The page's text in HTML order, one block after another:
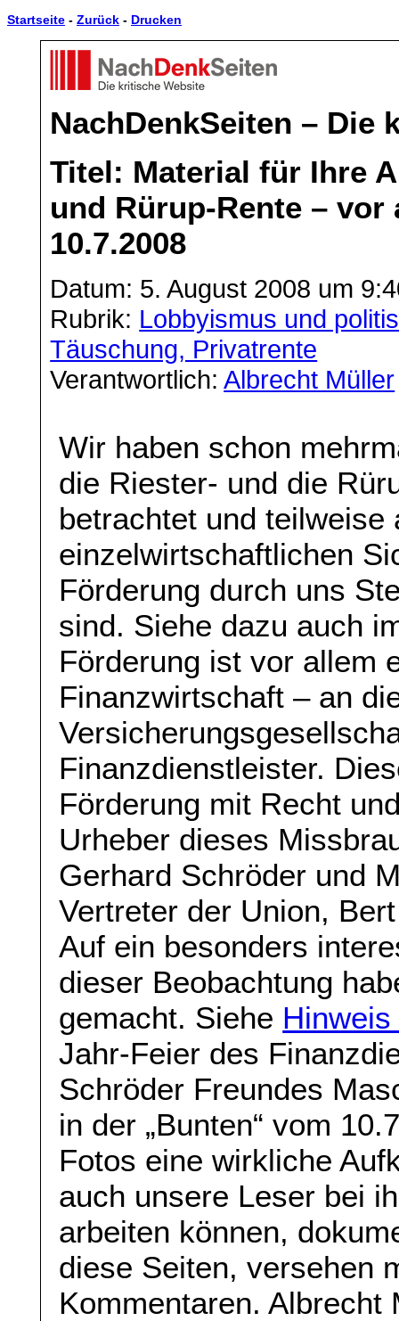
Startseite - Zurück - Drucken
NachDenkSeiten – Die
Titel: Material für Ihre
und Rürup-Rente –
10.7.2008
Datum: 5. August 2008 um
Rubrik: Lobbyismus und
Täuschung, Privatrente
Verantwortlich:Albrecht Müller
Wir haben schon
die Riester- und die
betrachtet und teilweise
einzelwirtschaftlichen
Förderung durch uns
sind. Siehe dazu auch
Förderung ist vor allem
Finanzwirtschaft – an
Finanzdienstleister.
Förderung mit Recht
Urheber dieses
Gerhard Schröder und
Vertreter der Union,
Auf ein besonders
dieser Beobachtung
gemacht. Siehe
Jahr-Feier des
Schröder Freundes
in der „Bunten“ vom
Fotos eine wirkliche
auch unsere Leser bei
arbeiten können,
diese Seiten, versehen
Kommentaren. Albrecht